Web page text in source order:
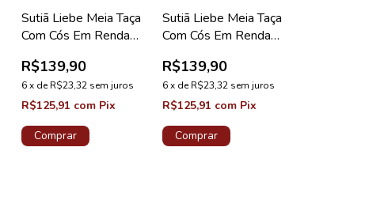
Sutiã Liebe Meia Taça
Com Cós Em Renda
R$139,90
6x deR$23,32 sem juros
R$125,91 com Pix
Comprar
Sutiã Liebe Meia Taça
Com Cós Em Renda
R$139,90
6x deR$23,32 sem juros
R$125,91 com Pix
Comprar